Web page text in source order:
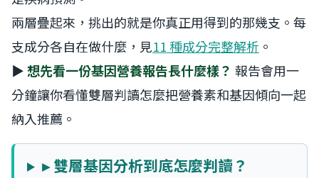
兩層疊起來，挑出的就是你真正用得到的那幾支。每
支成分各自在做什麼，見11 種成分完整解析 。
▶想先看一份基因營養報告長什麼樣？ 報告會用一
分鐘讓你看懂雙層判讀怎麼把營養素和基因傾向一起
納入推薦。
▸ 雙層基因分析到底怎麼判讀？